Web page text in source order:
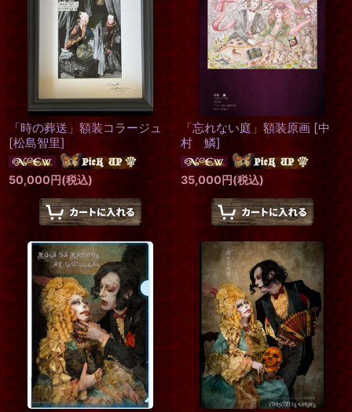
「時の葬送」額装コラージュ
[松島智里]
50,000円(税込)
「忘れない庭」額装原画 [中
村 鱗]
35,000円(税込)